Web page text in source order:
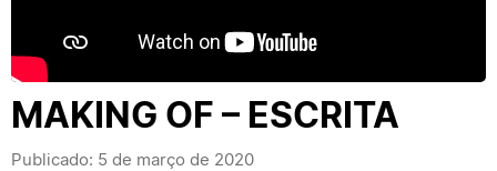
MAKING OF – ESCRITA
Publicado: 5 de março de 2020